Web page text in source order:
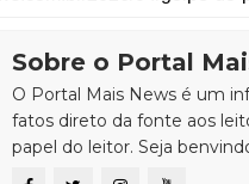
Sobre o Portal
O Portal Mais News é um
fatos direto da fonte aos
papel do leitor. Seja